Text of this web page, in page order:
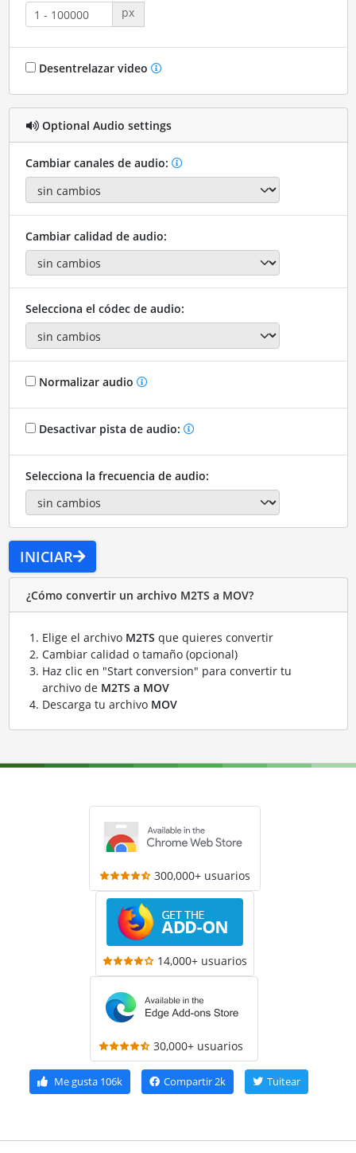
px
Desentrelazar video
Optional Audio settings
Cambiar canales de audio:
Cambiar calidad de audio:
Selecciona el códec de audio:
Normalizar audio
Desactivar pista de audio:
Selecciona la frecuencia de audio:
INICIAR
¿Cómo convertir un archivo M2TS a MOV?
Elige el archivo M2TS que quieres convertir
Cambiar calidad o tamaño (opcional)
Haz clic en "Start conversion" para convertir tu
archivo de M2TS a MOV
Descarga tu archivo MOV
300,000+ usuarios
14,000+ usuarios
30,000+ usuarios
Me gusta106k Compartir2k Tuitear